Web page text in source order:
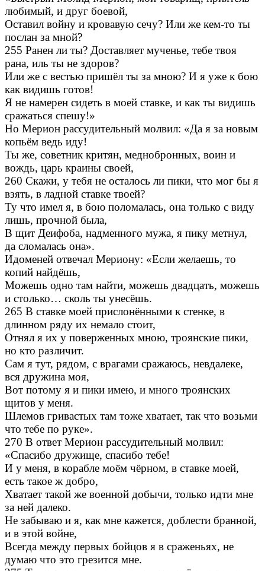
любимый, и друг боевой,
Оставил войну и кровавую сечу? Или же кем-то ты
послан за мной?
255 Ранен ли ты? Доставляет мученье, тебе твоя
рана, иль ты не здоров?
Или же с вестью пришёл ты за мною? И я уже к бою
как видишь готов!
Я не намерен сидеть в моей ставке, и как ты видишь
сражаться спешу!»
Но Мерион рассудительный молвил: «Да я за новым
копьём ведь иду!
Ты же, советник критян, меднобронных, воин и
вождь, царь краины своей,
260 Скажи, у тебя не осталось ли пики, что мог бы я
взять, в ладной ставке твоей?
Ту что имел я, в бою поломалась, она только с виду
лишь, прочной была,
В щит Деифоба, надменного мужа, я пику метнул,
да сломалась она».
Идоменей отвечал Мериону: «Если желаешь, то
копий найдёшь,
Можешь одно там найти, можешь двадцать, можешь
и столько… сколь ты унесёшь.
265 В ставке моей прислонёнными к стенке, в
длинном ряду их немало стоит,
Отнял я их у поверженных мною, троянские пики,
но кто различит.
Сам я тут, рядом, с врагами сражаюсь, невдалеке,
вся дружина моя,
Вот потому я и пики имею, и много троянских
щитов у меня.
Шлемов гривастых там тоже хватает, так что возьми
что тебе по руке».
270 В ответ Мерион рассудительный молвил:
«Спасибо дружище, спасибо тебе!
И у меня, в корабле моём чёрном, в ставке моей,
есть такое ж добро,
Хватает такой же военной добычи, только идти мне
за ней далеко.
Не забываю и я, как мне кажется, доблести бранной,
и в этой войне,
Всегда между первых бойцов я в сраженьях, не
думаю что это грезится мне.